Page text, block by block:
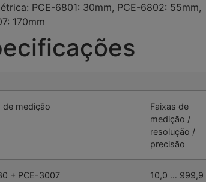
PCE-6801: 30mm, PCE-6802: 55mm,
170mm
de medição
Faixas de
medição /
resolução /
precisão
+ PCE-3007
10,0 … 999,9